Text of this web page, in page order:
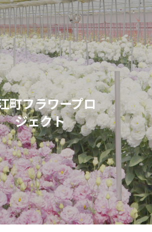
町フラワープロ
ジェクト